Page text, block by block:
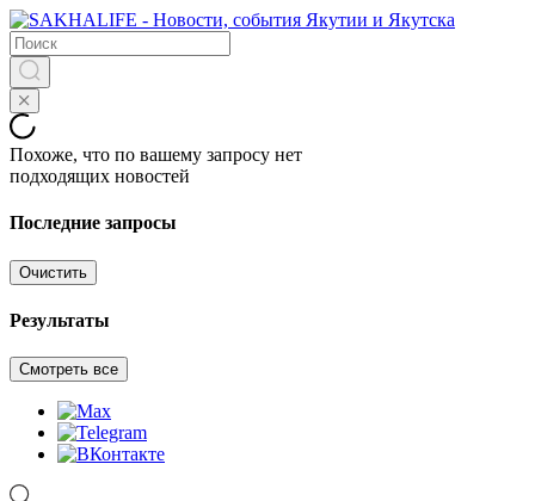
Похоже, что по вашему запросу нет
подходящих новостей
Последние запросы
Очистить
Результаты
Смотреть все